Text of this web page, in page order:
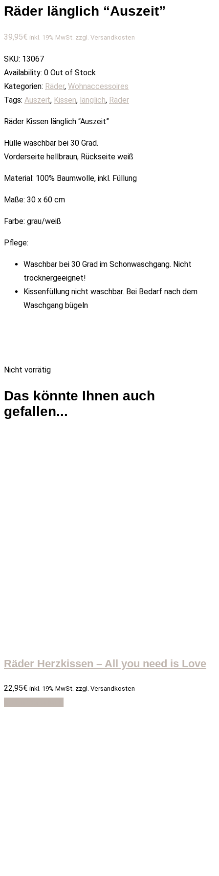
Räder länglich “Auszeit”
39,95€ inkl. 19% MwSt. zzgl. Versandkosten
SKU: 13067
Availability: 0 Out of Stock
Kategorien: Räder, Wohnaccessoires
Tags: Auszeit, Kissen, länglich, Räder
Räder Kissen länglich “Auszeit”
Hülle waschbar bei 30 Grad.
Vorderseite hellbraun, Rückseite weiß
Material: 100% Baumwolle, inkl. Füllung
Maße: 30 x 60 cm
Farbe: grau/weiß
Pflege:
Waschbar bei 30 Grad im Schonwaschgang. Nicht
trocknergeeignet!
Kissenfüllung nicht waschbar. Bei Bedarf nach dem
Waschgang bügeln
Nicht vorrätig
Das könnte Ihnen auch
gefallen...
Räder Herzkissen – All you need is Love
22,95€ inkl. 19% MwSt. zzgl. Versandkosten